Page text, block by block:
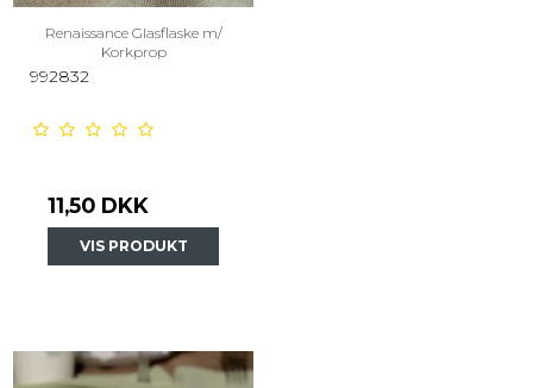
Renaissance Glasflaske m/
Korkprop
992832
11,50 DKK
VIS PRODUKT